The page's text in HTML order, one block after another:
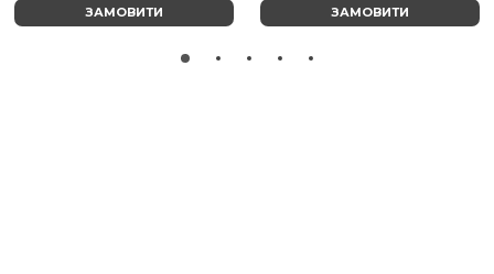
ЗАМОВИТИ ЗАМОВИТИ